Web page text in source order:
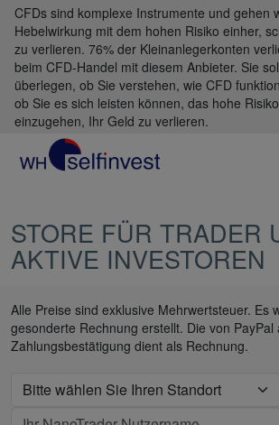
CFDs sind komplexe Instrumente und gehen
Hebelwirkung mit dem hohen Risiko einher,
zu verlieren. 76% der Kleinanlegerkonten
beim CFD-Handel mit diesem Anbieter. Sie
überlegen, ob Sie verstehen, wie CFD
ob Sie es sich leisten können, das hohe Risiko
einzugehen, Ihr Geld zu verlieren.
STORE FÜR TRADER
AKTIVE INVESTOREN
Alle Preise sind exklusive Mehrwertsteuer. Es
gesonderte Rechnung erstellt. Die von PayPal
Zahlungsbestätigung dient als Rechnung.